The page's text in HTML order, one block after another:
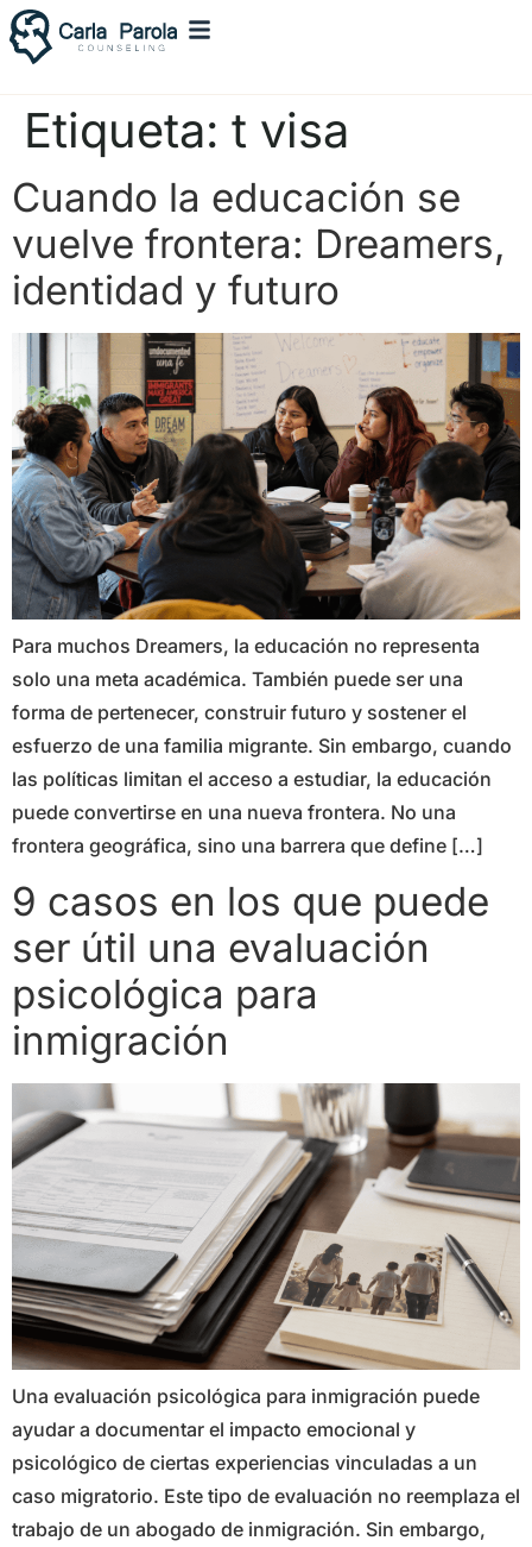
Etiqueta: t visa
Cuando la educación se
vuelve frontera: Dreamers,
identidad y futuro
Para muchos Dreamers, la educación no representa
solo una meta académica. También puede ser una
forma de pertenecer, construir futuro y sostener el
esfuerzo de una familia migrante. Sin embargo, cuando
las políticas limitan el acceso a estudiar, la educación
puede convertirse en una nueva frontera. No una
frontera geográfica, sino una barrera que define […]
9 casos en los que puede
ser útil una evaluación
psicológica para
inmigración
Una evaluación psicológica para inmigración puede
ayudar a documentar el impacto emocional y
psicológico de ciertas experiencias vinculadas a un
caso migratorio. Este tipo de evaluación no reemplaza el
trabajo de un abogado de inmigración. Sin embargo,